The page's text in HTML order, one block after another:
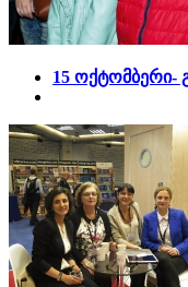
15 ოქტომბერი-